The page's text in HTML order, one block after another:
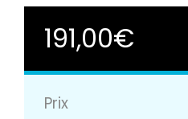
191,00€
Prix